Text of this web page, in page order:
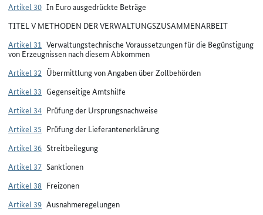
Artikel 30 In Euro ausgedrückte Beträge
TITEL V METHODEN DER VERWALTUNGSZUSAMMENARBEIT
Artikel 31 Verwaltungstechnische Voraussetzungen für die Begünstigung
von Erzeugnissen nach diesem Abkommen
Artikel 32 Übermittlung von Angaben über Zollbehörden
Artikel 33 Gegenseitige Amtshilfe
Artikel 34 Prüfung der Ursprungsnachweise
Artikel 35 Prüfung der Lieferantenerklärung
Artikel 36 Streitbeilegung
Artikel 37 Sanktionen
Artikel 38 Freizonen
Artikel 39 Ausnahmeregelungen